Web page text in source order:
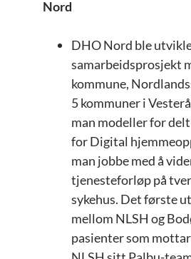
Nord
DHO Nord ble
samarbeidsprosjekt
kommune,
5 kommuner i
man modeller for
for Digital
man jobbe med å
tjenesteforløp på
sykehus. Det første
mellom NLSH og
pasienter som